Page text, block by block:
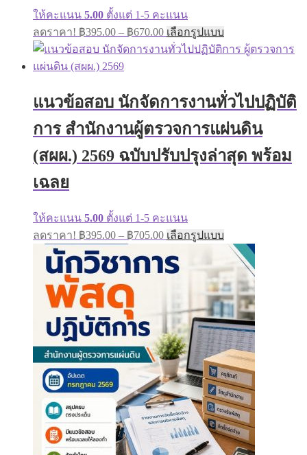
ให้คะแนน 5.00 ตั้งแต่ 1-5 คะแนน
ลดราคา! ฿395.00 – ฿670.00Price
range:
฿395.00
เลือกรูปแบบ
product
has
The
options
be
chosen
on
the
แนวข้อสอบ นักจัดการงานทั่วไปปฏิบัติ
การ สำนักงานผู้ตรวจการแผ่นดิน
(สผผ.) 2569 ฉบับปรับปรุงล่าสุด พร้อม
เฉลย
ให้คะแนน 5.00 ตั้งแต่ 1-5 คะแนน
ลดราคา! ฿395.00 – ฿705.00Price
range:
฿395.00
through
เลือกรูปแบบ
product
has
multiple
variants.
The
options
may
be
chosen
on
the
product
page